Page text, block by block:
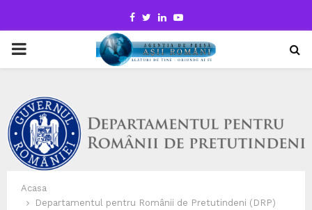
Facebook
TwitterLinkedinYoutube
PRIMARY
Acasa
Departamentul pentru Românii de Pretutindeni (DRP)